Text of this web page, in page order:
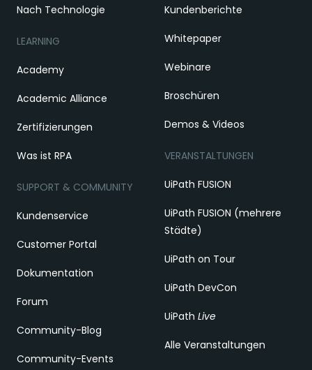
Nach Technologie
LEARNING
Academy
Academic Alliance
Zertifizierungen
Was ist RPA
SUPPORT & COMMUNITY
Kundenservice
Customer Portal
Dokumentation
Forum
Community-Blog
Community-Events
Kundenberichte
Whitepaper
Webinare
Broschüren
Demos & Videos
VERANSTALTUNGEN
UiPath FUSION
UiPath FUSION (mehrere
Städte)
UiPath on Tour
UiPath DevCon
UiPath Live
Alle Veranstaltungen